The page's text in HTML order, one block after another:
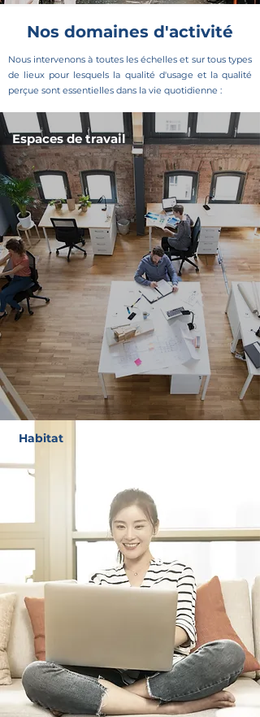
Nos domaines d'activité
Nous intervenons à toutes les échelles et sur tous types
de lieux pour lesquels la qualité d'usage et la qualité
perçue sont essentielles dans la vie quotidienne :
Espaces de travail
Habitat